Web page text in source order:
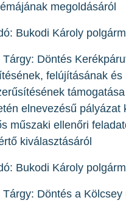
megoldásáról
Bukodi Károly
Tárgy: Döntés
felújításának és
elnevezésű pályázat
műszaki ellenőri
kiválasztásáról
Bukodi Károly
Tárgy: Döntés a Kölcsey